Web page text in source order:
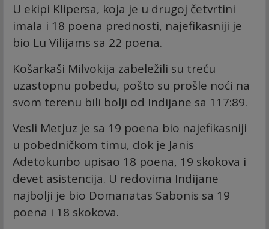
U ekipi Klipersa, koja je u drugoj četvrtini
imala i 18 poena prednosti, najefikasniji je
bio Lu Vilijams sa 22 poena.
Košarkaši Milvokija zabeležili su treću
uzastopnu pobedu, pošto su prošle noći na
svom terenu bili bolji od Indijane sa 117:89.
Vesli Metjuz je sa 19 poena bio najefikasniji
u pobedničkom timu, dok je Janis
Adetokunbo upisao 18 poena, 19 skokova i
devet asistencija. U redovima Indijane
najbolji je bio Domanatas Sabonis sa 19
poena i 18 skokova.